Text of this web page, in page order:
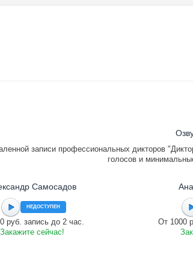
записи профессиональных дикторов
голосов и
Самосадов
НЕДОСТУПЕН
руб. запись до 2 час.
Закажите сейчас!
От 1000